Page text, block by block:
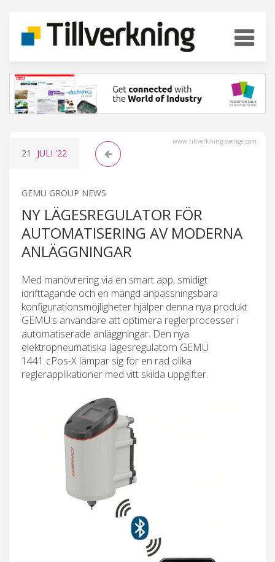
www.tillverkning-sverige.com
21 JULI '22
GEMU GROUP NEWS
NY LÄGESREGULATOR FÖR
AUTOMATISERING AV MODERNA
ANLÄGGNINGAR
Med manövrering via en smart app, smidigt
idrifttagande och en mängd anpassningsbara
konfigurationsmöjligheter hjälper denna nya produkt
GEMÜ:s användare att optimera reglerprocesser i
automatiserade anläggningar. Den nya
elektropneumatiska lägesregulatorn GEMÜ
1441 cPos-X lämpar sig för en rad olika
reglerapplikationer med vitt skilda uppgifter.